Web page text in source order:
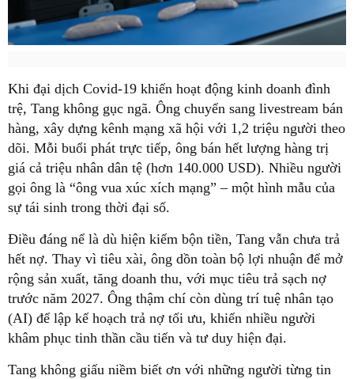
Khi đại dịch Covid-19 khiến hoạt động kinh doanh đình
trệ, Tang không gục ngã. Ông chuyển sang livestream bán
hàng, xây dựng kênh mạng xã hội với 1,2 triệu người theo
dõi. Mỗi buổi phát trực tiếp, ông bán hết lượng hàng trị
giá cả triệu nhân dân tệ (hơn 140.000 USD). Nhiều người
gọi ông là “ông vua xúc xích mạng” – một hình mẫu của
sự tái sinh trong thời đại số.
Điều đáng nể là dù hiện kiếm bộn tiền, Tang vẫn chưa trả
hết nợ. Thay vì tiêu xài, ông dồn toàn bộ lợi nhuận để mở
rộng sản xuất, tăng doanh thu, với mục tiêu trả sạch nợ
trước năm 2027. Ông thậm chí còn dùng trí tuệ nhân tạo
(AI) để lập kế hoạch trả nợ tối ưu, khiến nhiều người
khâm phục tinh thần cầu tiến và tư duy hiện đại.
Tang không giấu niềm biết ơn với những người từng tin